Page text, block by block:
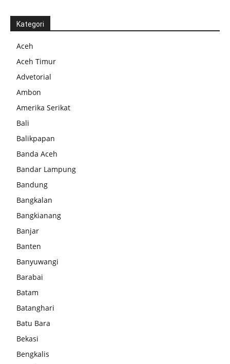
Kategori
Aceh
Aceh Timur
Advetorial
Ambon
Amerika Serikat
Bali
Balikpapan
Banda Aceh
Bandar Lampung
Bandung
Bangkalan
Bangkianang
Banjar
Banten
Banyuwangi
Barabai
Batam
Batanghari
Batu Bara
Bekasi
Bengkalis